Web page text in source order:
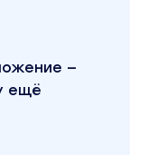
менеджмента;
убеждений.
—
ещё